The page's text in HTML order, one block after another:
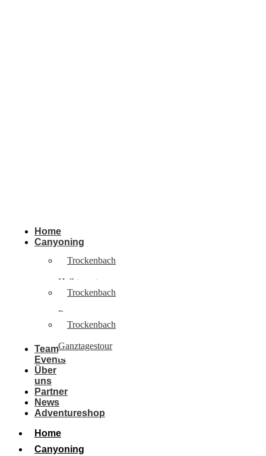
Home
Canyoning
Trockenbach
Halbtagestour
Trockenbach
Pro
Trockenbach
Ganztagestour
Team
Events
Über
uns
Partner
News
Adventureshop
Home
Canyoning